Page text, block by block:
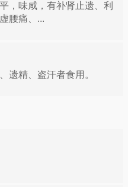
，味咸，有补肾止遗、利
腰痛、...
遗精、盗汗者食用。